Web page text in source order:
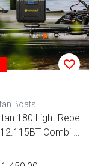
Boats
180 Light Rebe
Combi D